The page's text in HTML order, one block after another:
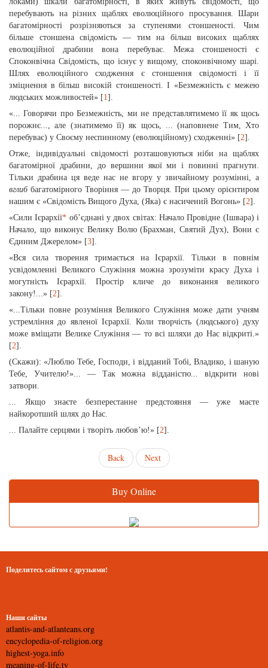
перебувають на різних щаблях еволюційного просування. Шари
багатомірності розрізняються за ступенями стоншеності. Чим
більше стоншена свідомість — тим на більш високих щаблях
еволюційної драбини вона перебуває. Межа стоншеності є
Споконвічна Свідомість, що існує у вищому, споконвічному шарі.
Шлях еволюційного сходження є стоншення свідомості і її
зміцнення в більш високій стоншеності. І «Безмежність є межею
людських можливостей» [1].
«... Говорячи про Безмежність, ми не представлятимемо її як щось
порожнє..., але (знатимемо її) як щось, ... (наповнене Тим, Хто
перебуває) у Своєму неспинному (еволюційному) сходженні» [2].
Отже, індивідуальні свідомості розташовуються ніби на щаблях
багатомірної драбини, до вершини якої ми і повинні прагнути.
Тільки драбина ця веде нас не вгору у звичайному розумінні, а
вглиббагатомірного Творіння — до Творця. При цьому орієнтиром
нашим є «Свідомість Вищого Духа, (Яка) є насичений Вогонь» [2].
«Сили Ієрархії* об’єднані у двох світах: Начало Провідне (Ішвара) і
Начало, що виконує Велику Волю (Брахман, Святий Дух), Вони є
Єдиним Джерелом» [3].
«Вся сила творення тримається на Ієрархії. Тільки в повнім
усвідомленні Великого Служіння можна зрозуміти красу Духа і
могутність Ієрархії. Простір кличе до виконання великого
закону!...» [2].
«...Тільки повне розуміння Великого Служіння може дати учням
устремління до явленої Ієрархії. Коли творчість (людського) духу
може вміщати Велике Служіння — то всі шляхи до Нас відкриті.»
[2].
(Скажи): «Люблю Тебе, Господи, і відданий Тобі, Владико, і шаную
Тебе, Учителю!»... — Так можна відданістю... відкрити нові
затвори.
... Якщо знаєте безперестанне предстояння — уже маєте
найкоротший шлях до Нас.
... Палайте серцями і творіть любов’ю!» [2].
Back Next
Buy Online
Поделитесь сайтом с друзьями!
Наши сайты
atlantis-and-atlanteans.org
encyclopedia-of-religion.org
highest-yoga.info
meaning-of-life.tv